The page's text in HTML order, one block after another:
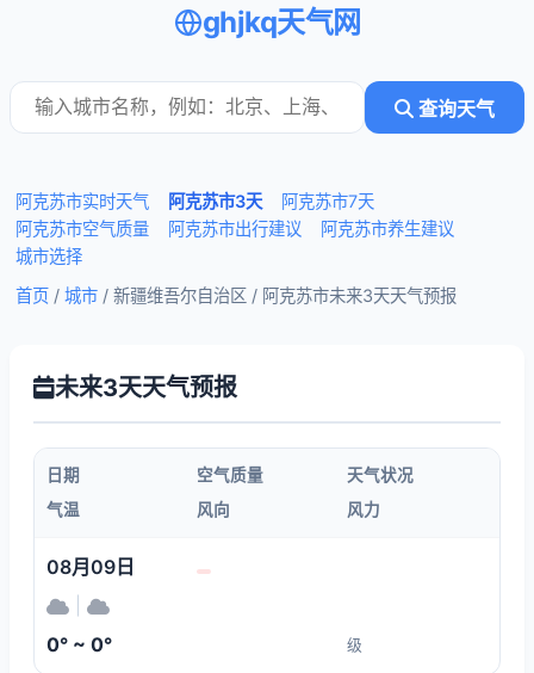
ghjkq天气网
查询天气
阿克苏市实时天气 阿克苏市3天
阿克苏市7天
阿克苏市空气质量
阿克苏市出行建议
阿克苏市养生建议
城市选择
首页 / 城市 / 新疆维吾尔自治区 / 阿克苏市未来3天天气预报
未来3天天气预报
日期 空气质量
天气状况
气温
风向 风力
08月09日
0° ~ 0° 级